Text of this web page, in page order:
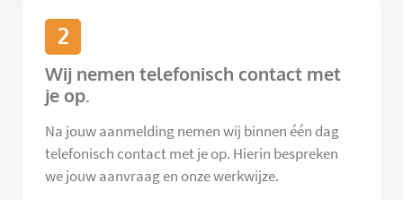
2
Wij nemen telefonisch contact met
je op.
Na jouw aanmelding nemen wij binnen één dag
telefonisch contact met je op. Hierin bespreken
we jouw aanvraag en onze werkwijze.